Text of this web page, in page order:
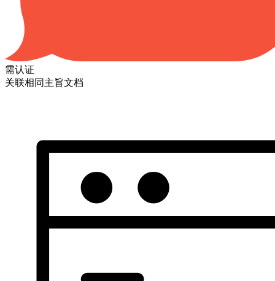
需认证
关联相同主旨文档